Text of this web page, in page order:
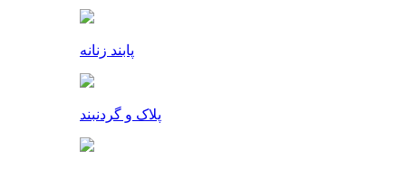
پابند زنانه
پلاک و گردنبند